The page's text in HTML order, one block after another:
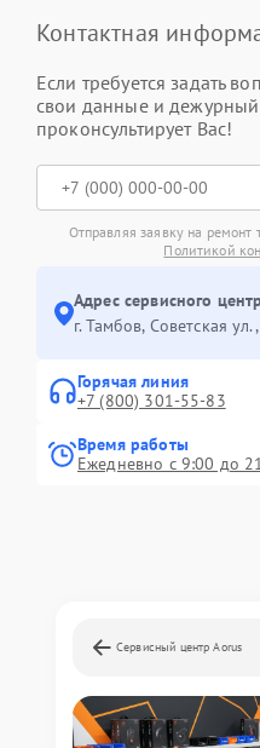
Контактная
Если требуется задать
свои данные и дежурный
проконсультирует Вас!
Отправляя заявку на ремонт
Политикой
Адрес сервисного
г. Тамбов, Советская
Горячая линия
+7 (800) 301-55-83
Время работы
Ежедневно с 9:00 до
Сервисный центр Aorus